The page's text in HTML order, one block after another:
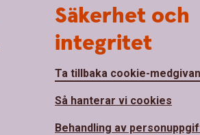
Säkerhet och
integritet
Ta tillbaka cookie-
Så hanterar vi cookies
Behandling av